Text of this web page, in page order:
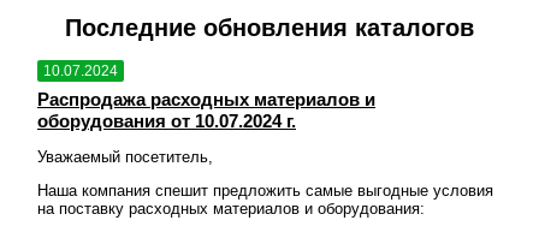
Последние обновления каталогов
10.07.2024
Распродажа расходных материалов и
оборудования от 10.07.2024 г.
Уважаемый посетитель,
Наша компания спешит предложить самые выгодные условия
на поставку расходных материалов и оборудования: